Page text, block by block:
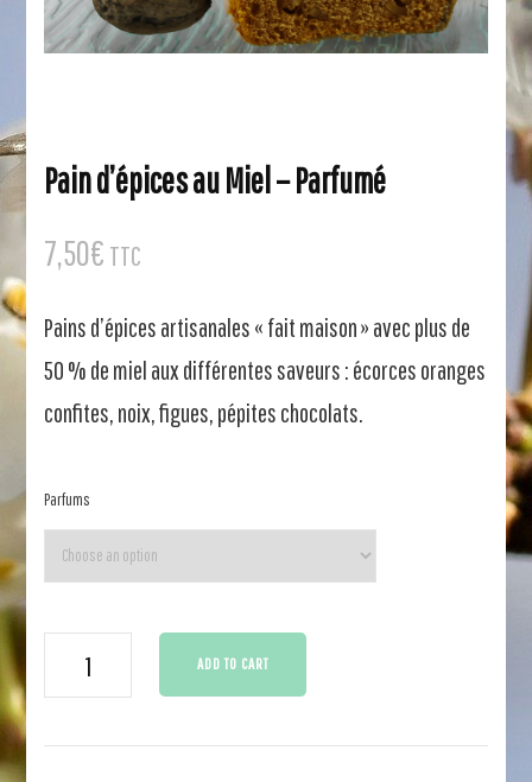
Pain d’épices au Miel – Parfumé
7,50€ TTC
Pains d’épices artisanales « fait maison » avec plus de
50 % de miel aux différentes saveurs : écorces oranges
confites, noix, figues, pépites chocolats.
Parfums
d'épices
au
ADD TO CART